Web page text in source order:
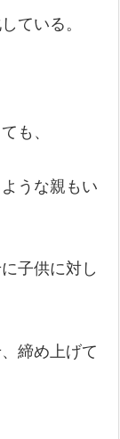
ている。
も、
うな親もい
子供に対し
締め上げて